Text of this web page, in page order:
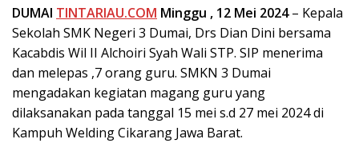
DUMAI TINTARIAU.COM Minggu , 12 Mei 2024– Kepala
Sekolah SMK Negeri 3 Dumai, Drs Dian Dini bersama
Kacabdis Wil II Alchoiri Syah Wali STP. SIP menerima
dan melepas ,7 orang guru. SMKN 3 Dumai
mengadakan kegiatan magang guru yang
dilaksanakan pada tanggal 15 mei s.d 27 mei 2024 di
Kampuh Welding Cikarang Jawa Barat.